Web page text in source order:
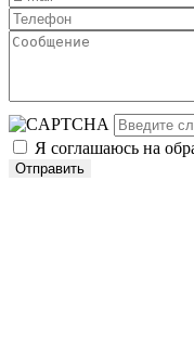
Я соглашаюсь на